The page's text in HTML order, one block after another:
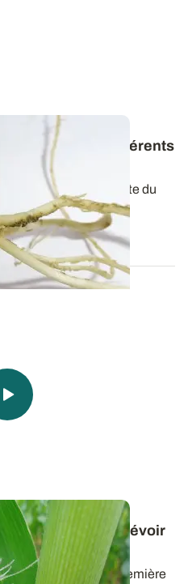
les différents
dans la conduite du
au...
du maïs pour prévoir
donne une première